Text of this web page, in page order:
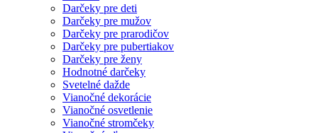
Darčeky pre deti
Darčeky pre mužov
Darčeky pre prarodičov
Darčeky pre pubertiakov
Darčeky pre ženy
Hodnotné darčeky
Svetelné dažde
Vianočné dekorácie
Vianočné osvetlenie
Vianočné stromčeky